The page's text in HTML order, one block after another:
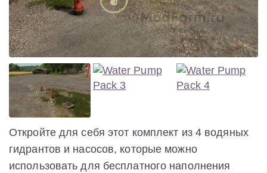
Откройте для себя этот комплект из 4 водяных
гидрантов и насосов, которые можно
использовать для бесплатного наполнения